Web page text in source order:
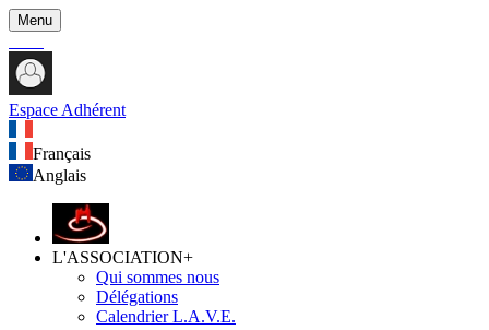
Menu
Espace Adhérent
Français
Anglais
L'ASSOCIATION+
Qui sommes nous
Délégations
Calendrier L.A.V.E.